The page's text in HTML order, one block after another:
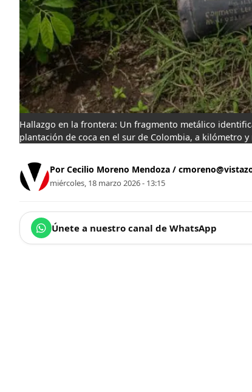
Hallazgo en la frontera: Un fragmento metálico
plantación de coca en el sur de Colombia, a kilómetro
Por Cecilio Moreno Mendoza /
miércoles, 18 marzo 2026 - 13:15
Únete a nuestro canal de WhatsApp